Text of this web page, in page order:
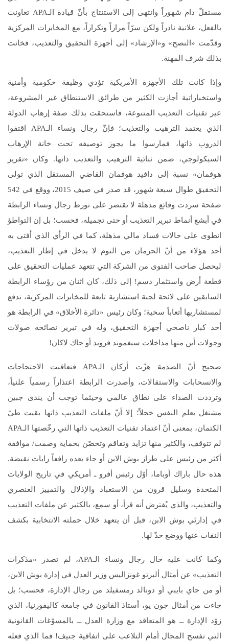
مستقلّ دام شهوراً وانتهى إلى الاستنتاج بأنّ قيادة الـAPA تعاونت
بالفعل، علانية نادراً ولكن سرّاً مراراً وتكراراً، مع المخابرات المركزية
وقدّمت «النصح» و«الإرشاد» إلى أجهزة التحقيق والتعذيب، فخانت
بذلك شرف المهنة.
وإذا كانت تلك الأجهزة الأمريكية تؤدي وظيفة حكومية وأمنية
واستخباراتية أجازت الكثير من طرائق الاستنطاق غير المشروعة،
عبر تقنيات التعذيب المتنوعة، فاستحقت بذلك صفة إرهاب الدولة
الذي يعتمد الترهيب والتعذيب؛ فإنّ رجال ونساء الـAPA اقتفوا
الدروب ذاتها، فمارسوا ما يجوز توصيفه تحت خانة الإرهاب
السيكولوجي، ضمن ثنائية الترهيب والتعذيب ذاتها. وكان «تقرير
هوفمان» نسبة إلى دافيد هوفمان القاضي المستقل الذي تولى
التحقيق طوال سبعة شهور، قد صدر في صيف 2015، ووقع في 542
صفحة سردت وقائع مذهلة لا تقتصر على تورط رجال ونساء الرابطة
في أبشع أنماط تبرير التعذيب أو حتى تجميله، فحسب؛ بل إن التواطؤ
انطوى على حالات فساد مالي مذهلة، كما في الرأي الذي أفتى به
أحد هؤلاء من أنّ الحرمان من النوم لا يدخل في إطار التعذيب،
ليحصل صاحب الفتوى من الشركة التي تتعهد عمليات التحقيق على
قطعة أرض واستثمار دسم! إلى ذلك، كان اثنان من رؤساء الرابطة
السابقين على لائحة لجنة استشارية تابعة للمخابرات المركزية، تدفع
لمستشاريها أتعاباً سخية؛ وكان رئيس «دائرة الأخلاق» في الرابطة هو
أحد كبار ناصحي أجهزة التحقيق، وله في تبرير نصائحه صولات
وجولات أين منها مداخلات سيغموند فرويد أو جاك لاكان!
صحيح أنّ الصدمة هزّت أركان الـAPA فتعاقبت الاحتجاجات
والانسحابات والاستقالات، وأصدرت الرابطة اعتذاراً رسمياً علنياً،
وترددت الصداء على نطاق عالمي وحيثما توجب أن يندى جبين
مشتغل بعلم النفس خجلاً؛ إلا أنّ ملفات التعذيب ذاتها بقيت طيّ
الكتمان، بمعنى أنّ اعتماد تقنيات التعذيب ذاتها التي رخّصتها الـAPA
لم تتوقف، والكثير منها تزايد وتفاقم وتحصّن بحماية وصمت/ موافقة
أكثر من رئيس على طراز بوش الابن أو جاء بعده رافعاً رايات نقيضة.
هذه حال باراك أوباما، أوّل رئيس أفرو ـ أمريكي في تاريخ الولايات
المتحدة وسليل قرون من الاستعباد والإذلال والتمييز العنصري
والتعذيب، والذي يُفترض أنه قرأ، أو سمع، بالكثير عن ملفات التعذيب
في إدارتَي بوش الابن، قبل أن يتعهد خلال حملته الانتخابية بكشف
النقاب عنها ووضع حدّ لها.
وكما كانت عليه حال رجال ونساء الـAPA، لم تصدر «مذكرات
التعذيب» عن أمثال ألبرتو غونزاليس وزير العدل في إدارة بوش الابن،
أو من جاي بايبي أو دونالد رمسفيلد من رجال الإدارة، فحسب؛ بل
جاءت من أمثال جون يو، أستاذ القانون في جامعة كاليفورنيا، الذي
زوّد الإدارة ــ هو المتعاقد مع وزارة العدل ــ بالمسوّغات القانونية
التي تفسح المجال أمام التلاعب على اتفاقية جنيف! فما الذي فعله